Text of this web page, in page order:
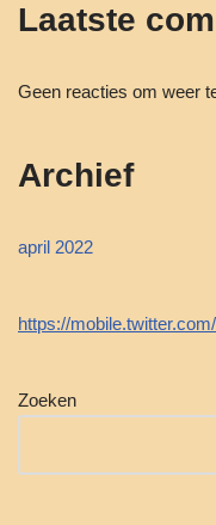
Laatste
Geen reacties om weer
Archief
april 2022
https://
Zoeken